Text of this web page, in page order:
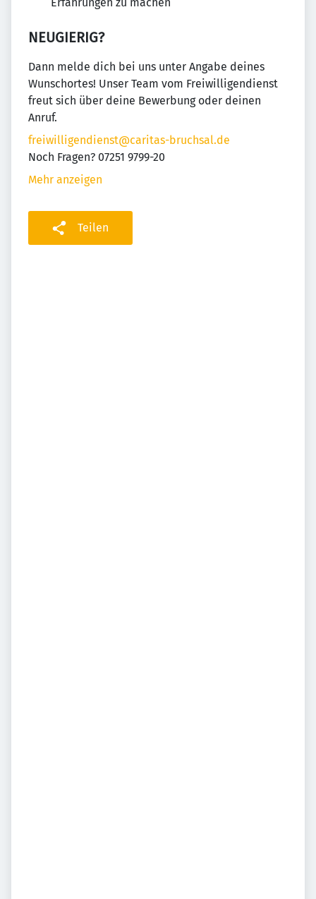
NEUGIERIG?
Dann melde dich bei uns unter Angabe deines
Wunschortes! Unser Team vom Freiwilligendienst
freut sich über deine Bewerbung oder deinen
Anruf.
freiwilligendienst@caritas-bruchsal.de
Noch Fragen? 07251 9799-20
Mehr anzeigen
Teilen